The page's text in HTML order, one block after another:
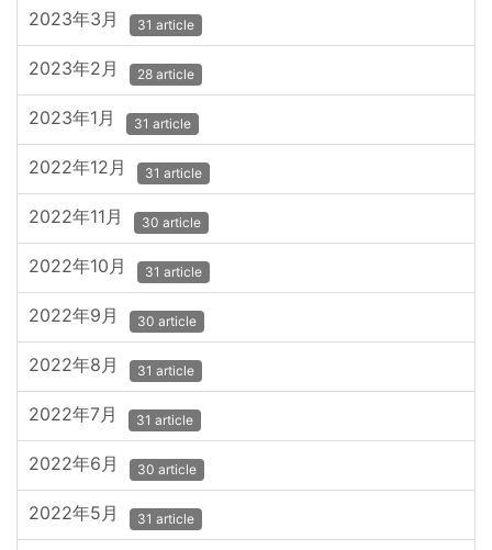
2023年3月 31 article
2023年2月 28 article
2023年1月 31 article
2022年12月 31 article
2022年11月 30 article
2022年10月 31 article
2022年9月 30 article
2022年8月 31 article
2022年7月 31 article
2022年6月 30 article
2022年5月 31 article